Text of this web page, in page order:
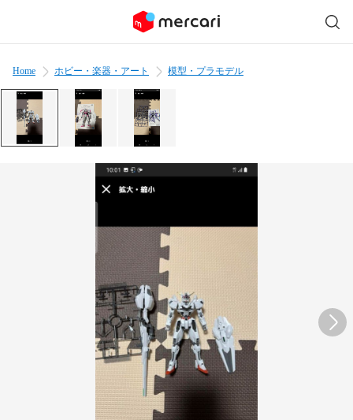
Home ホビー・楽器・アート 模型・プラモデル